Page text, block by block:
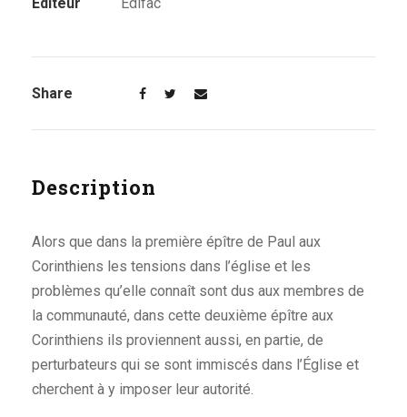
Share
Description
Alors que dans la première épître de Paul aux
Corinthiens les tensions dans l’église et les
problèmes qu’elle connaît sont dus aux membres de
la communauté, dans cette deuxième épître aux
Corinthiens ils proviennent aussi, en partie, de
perturbateurs qui se sont immiscés dans l’Église et
cherchent à y imposer leur autorité.